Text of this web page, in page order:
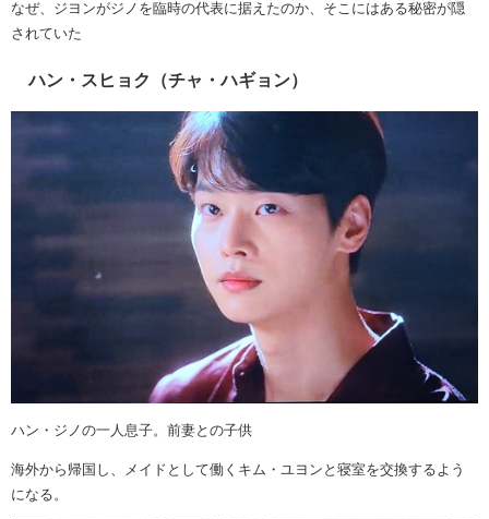
なぜ、ジヨンがジノを臨時の代表に据えたのか、そこにはある秘密が隠
されていた
ハン・スヒョク（チャ・ハギョン）
ハン・ジノの一人息子。前妻との子供
海外から帰国し、メイドとして働くキム・ユヨンと寝室を交換するよう
になる。